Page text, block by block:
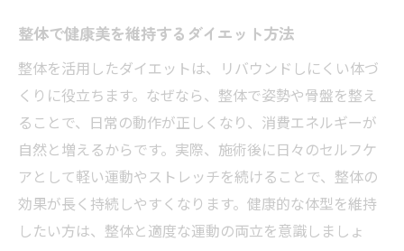
整体で健康美を維持するダイエット方法
整体を活用したダイエットは、リバウンドしにくい体づ
くりに役立ちます。なぜなら、整体で姿勢や骨盤を整え
ることで、日常の動作が正しくなり、消費エネルギーが
自然と増えるからです。実際、施術後に日々のセルフケ
アとして軽い運動やストレッチを続けることで、整体の
効果が長く持続しやすくなります。健康的な体型を維持
したい方は、整体と適度な運動の両立を意識しましょ